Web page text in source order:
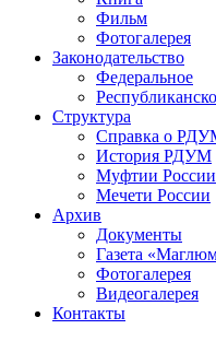
Фильм
Фотогалерея
Законодательство
Федеральное
Структура
Справка о
История РДУМ
Муфтии России
Мечети России
Архив
Документы
Газета
Фотогалерея
Видеогалерея
Контакты